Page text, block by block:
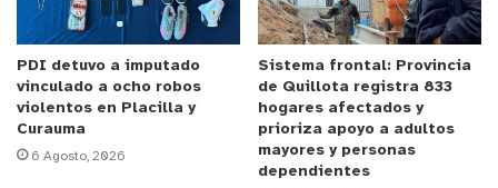
“Prestar atención a todos los síntomas
respiratorios que al inicio son comunes, pero,
cuando no baje la fiebre, llevar a los niños a
urgencia, sobre todo a los más pequeños cuando
hacen pausas para respirar y se les hunden las
costillas”.
PDI detuvo a imputado
vinculado a ocho robos
violentos en Placilla y
Curauma
6 Agosto, 2026
Sistema frontal: Provincia
de Quillota registra 833
hogares afectados y
prioriza apoyo a adultos
mayores y personas
dependientes